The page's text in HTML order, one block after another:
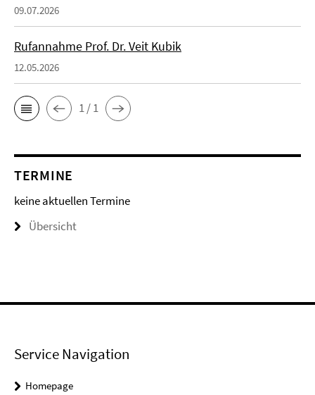
09.07.2026
Rufannahme Prof. Dr. Veit Kubik
12.05.2026
1 / 1
TERMINE
keine aktuellen Termine
Übersicht
Service Navigation
Homepage